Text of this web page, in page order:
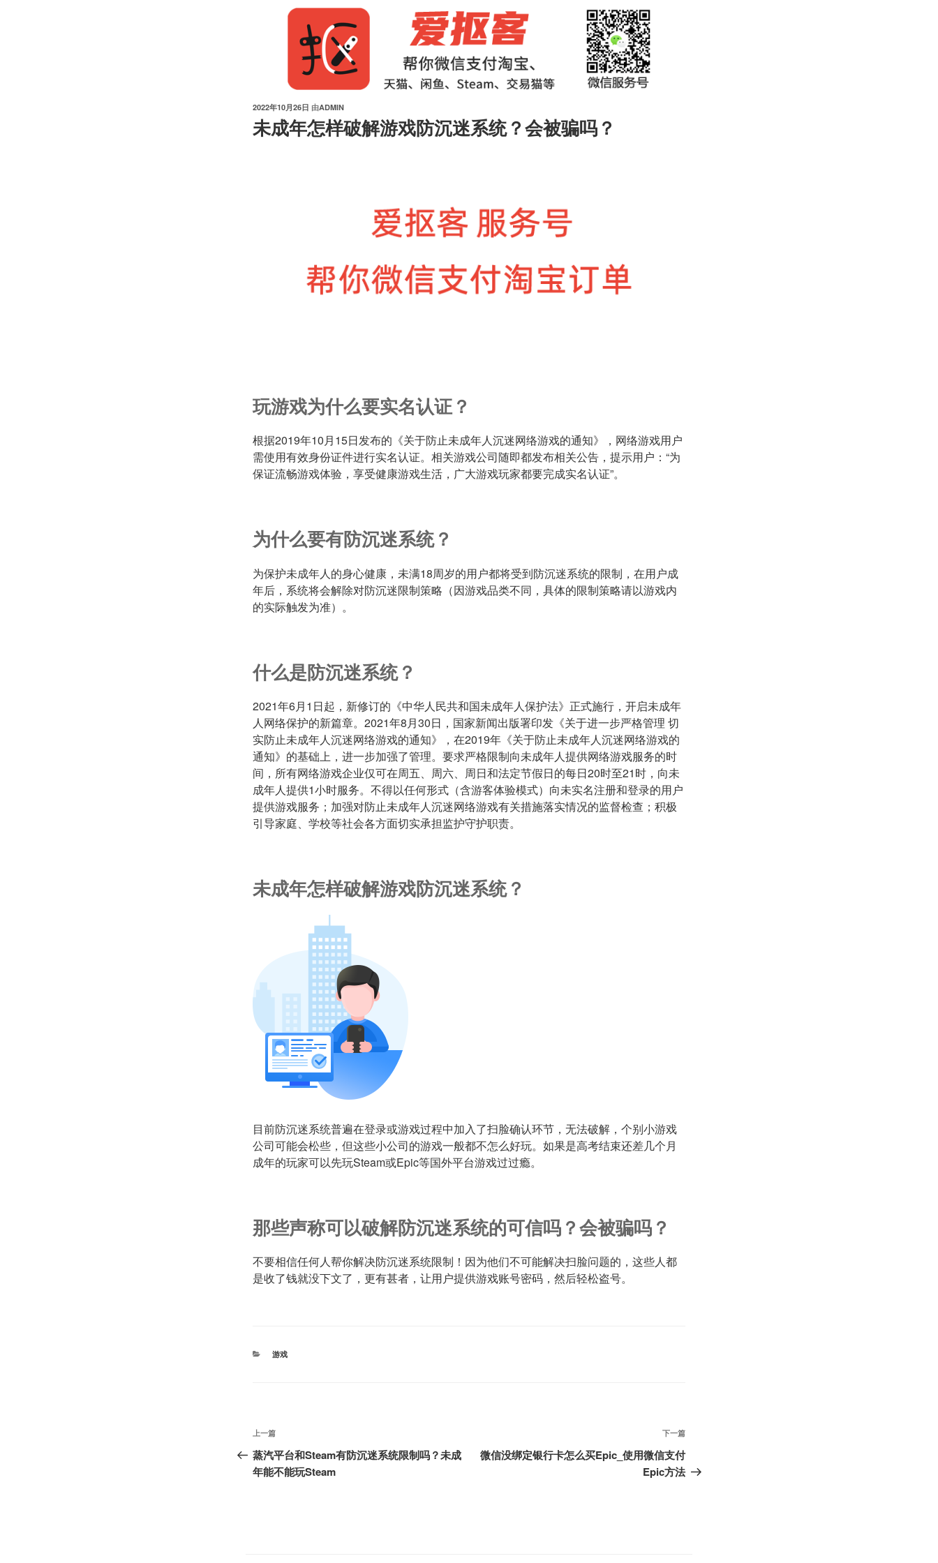
发
于
2022年10月26日 由ADMIN
未成年怎样破解游戏防沉迷系统？会被骗吗？
玩游戏为什么要实名认证？
根据2019年10月15日发布的《关于防止未成年人沉迷网络游戏的通知》，网络游戏用户
需使用有效身份证件进行实名认证。相关游戏公司随即都发布相关公告，提示用户：“为
保证流畅游戏体验，享受健康游戏生活，广大游戏玩家都要完成实名认证”。
为什么要有防沉迷系统？
为保护未成年人的身心健康，未满18周岁的用户都将受到防沉迷系统的限制，在用户成
年后，系统将会解除对防沉迷限制策略（因游戏品类不同，具体的限制策略请以游戏内
的实际触发为准）。
什么是防沉迷系统？
2021年6月1日起，新修订的《中华人民共和国未成年人保护法》正式施行，开启未成年
人网络保护的新篇章。2021年8月30日，国家新闻出版署印发《关于进一步严格管理 切
实防止未成年人沉迷网络游戏的通知》，在2019年《关于防止未成年人沉迷网络游戏的
通知》的基础上，进一步加强了管理。要求严格限制向未成年人提供网络游戏服务的时
间，所有网络游戏企业仅可在周五、周六、周日和法定节假日的每日20时至21时，向未
成年人提供1小时服务。不得以任何形式（含游客体验模式）向未实名注册和登录的用户
提供游戏服务；加强对防止未成年人沉迷网络游戏有关措施落实情况的监督检查；积极
引导家庭、学校等社会各方面切实承担监护守护职责。
未成年怎样破解游戏防沉迷系统？
目前防沉迷系统普遍在登录或游戏过程中加入了扫脸确认环节，无法破解，个别小游戏
公司可能会松些，但这些小公司的游戏一般都不怎么好玩。如果是高考结束还差几个月
成年的玩家可以先玩Steam或Epic等国外平台游戏过过瘾。
那些声称可以破解防沉迷系统的可信吗？会被骗吗？
不要相信任何人帮你解决防沉迷系统限制！因为他们不可能解决扫脸问题的，这些人都
是收了钱就没下文了，更有甚者，让用户提供游戏账号密码，然后轻松盗号。
分
游戏
文
章
导
上
一
篇
上一篇
蒸汽平台和Steam有防沉迷系统限制吗？未成
年能不能玩Steam
下
一
篇
下一篇
微信没绑定银行卡怎么买Epic_使用微信支付
Epic方法